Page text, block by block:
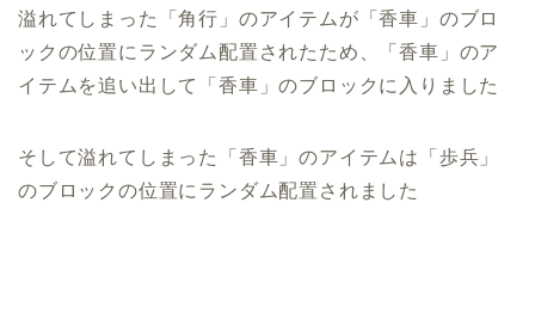
溢れてしまった「角行」のアイテムが「香車」のブロ
ックの位置にランダム配置されたため、「香車」のア
イテムを追い出して「香車」のブロックに入りました
そして溢れてしまった「香車」のアイテムは「歩兵」
のブロックの位置にランダム配置されました